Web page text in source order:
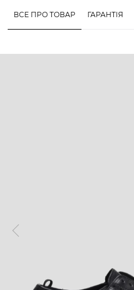
ВСЕ ПРО ТОВАР ГАРАНТІЯ